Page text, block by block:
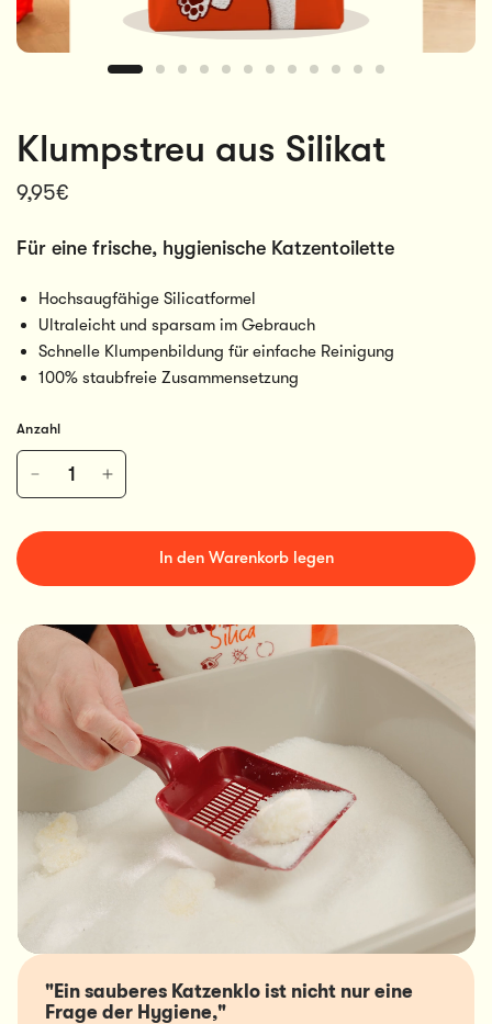
Klumpstreu aus Silikat
9,95€
Für eine frische, hygienische Katzentoilette
Hochsaugfähige Silicatformel
Ultraleicht und sparsam im Gebrauch
Schnelle Klumpenbildung für einfache Reinigung
100% staubfreie Zusammensetzung
Anzahl
In den Warenkorb legen
"Ein sauberes Katzenklo ist nicht nur eine
Frage der Hygiene,"